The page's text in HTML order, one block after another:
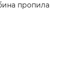
пропила